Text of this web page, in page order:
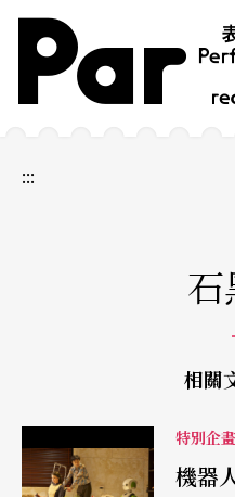
跳到主要內容區塊
網站導覽
:::
相關
特別企
機器